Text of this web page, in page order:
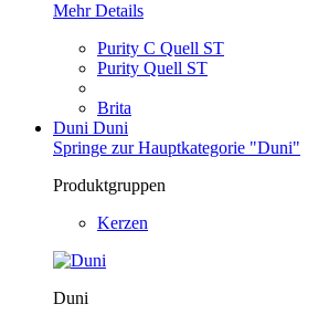
Mehr Details
Purity C Quell ST
Purity Quell ST
Brita
Duni Duni
Springe zur Hauptkategorie "Duni"
Produktgruppen
Kerzen
Duni